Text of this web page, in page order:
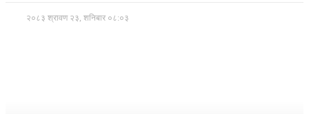
२०८३ श्रावण २३, शनिबार ०८:०३